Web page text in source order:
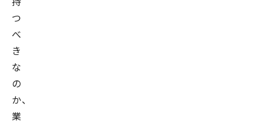
つ
べ
き
な
の
か、
業